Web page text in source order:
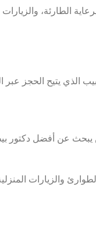
الطارئة،
الذي يتيح الحجز
والزيارات